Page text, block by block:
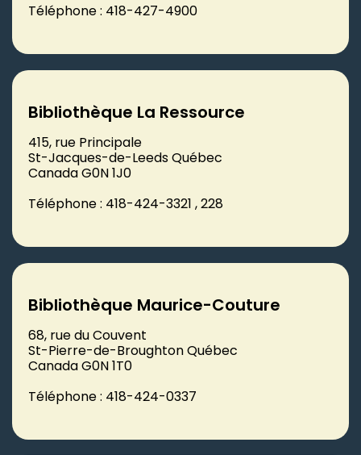
Téléphone : 418-427-4900
Bibliothèque La Ressource
415, rue Principale
St-Jacques-de-Leeds Québec
Canada G0N 1J0
Téléphone : 418-424-3321 , 228
Bibliothèque Maurice-Couture
68, rue du Couvent
St-Pierre-de-Broughton Québec
Canada G0N 1T0
Téléphone : 418-424-0337